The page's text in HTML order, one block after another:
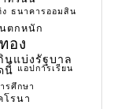
ธนาคารออมสิน
ตกหนัก
อง
นแบ่งรัฐบาล
นี้ แอปการเรียน
รศึกษา
โรนา